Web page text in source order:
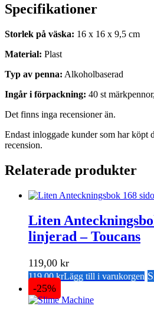
Specifikationer
Storlek på väska: 16 x 16 x 9,5 cm
Material: Plast
Typ av penna: Alkoholbaserad
Ingår i förpackning: 40 st
Det finns inga recensioner än.
Endast inloggade kunder som har köpt
recension.
Relaterade produkter
Liten
linjerad – Toucans
119,00 kr
119,00krLägg till i varukorgen
-25%